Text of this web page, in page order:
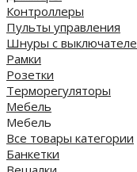
Контроллеры
Пульты управления
Шнуры с
Рамки
Розетки
Терморегуляторы
Мебель
Мебель
Все товары категории
Банкетки